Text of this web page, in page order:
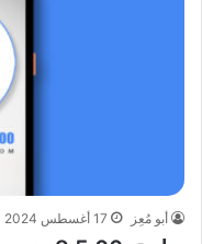
أبو مُعِز 17 أغسطس 2024